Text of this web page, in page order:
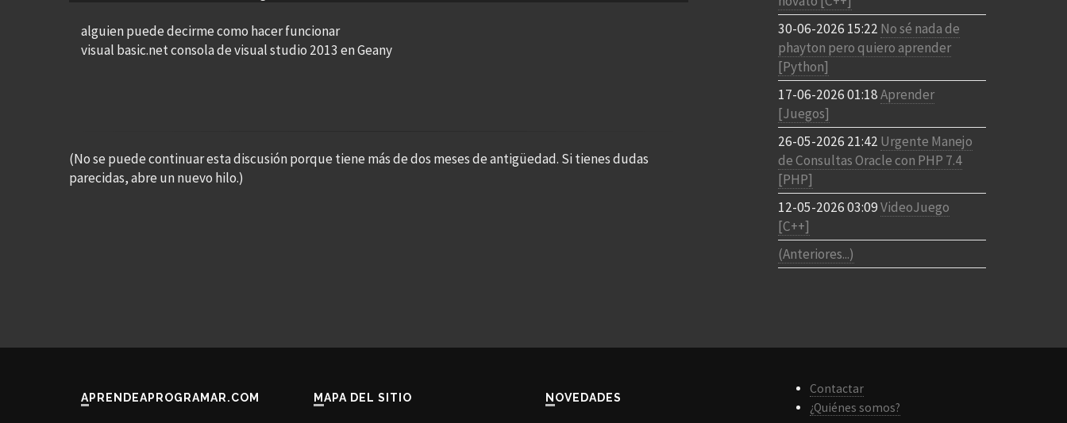
alguien puede decirme como hacer funcionar
visual basic.net consola de visual studio 2013 en Geany
(No se puede continuar esta discusión porque tiene más de dos meses de antigüedad. Si tienes dudas
parecidas, abre un nuevo hilo.)
30-06-2026 15:22 No sé nada de
phayton pero quiero aprender
[Python]
17-06-2026 01:18Aprender
[Juegos]
26-05-2026 21:42 Urgente Manejo
de Consultas Oracle con PHP 7.4
[PHP]
12-05-2026 03:09VideoJuego
[C++]
(Anteriores...)
APRENDEAPROGRAMAR.COM MAPA DEL SITIO NOVEDADES
Contactar
¿Quiénes somos?